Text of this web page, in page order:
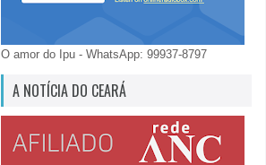
O amor do Ipu - WhatsApp: 99937-8797
A NOTÍCIA DO CEARÁ